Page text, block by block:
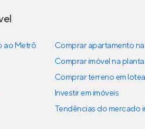
ao Metrô
Comprar apartamento
Comprar imóvel na planta
Comprar terreno em
Investir em imóveis
Tendências do mercado